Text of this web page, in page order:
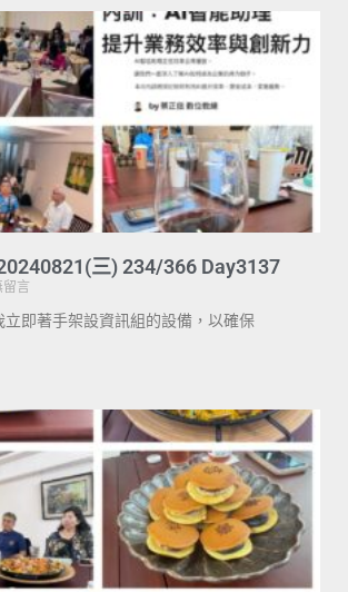
三) 234/366 Day3137
留言
立即著手架設資訊組的設備，以確保